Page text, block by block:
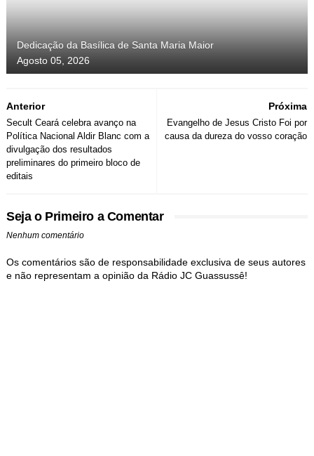
Dedicação da Basílica de Santa Maria Maior
Agosto 05, 2026
Próxima
Evangelho de Jesus Cristo Foi por
causa da dureza do vosso coração
Anterior
Secult Ceará celebra avanço na
Política Nacional Aldir Blanc com a
divulgação dos resultados
preliminares do primeiro bloco de
editais
Seja o Primeiro a Comentar
Nenhum comentário
Os comentários são de responsabilidade exclusiva de seus autores
e não representam a opinião da Rádio JC Guassussê!